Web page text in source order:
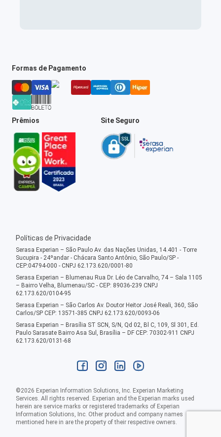
Formas de Pagamento
Prêmios Site Seguro
Políticas de Privacidade
Serasa Experian – São Paulo Av. das Nações Unidas, 14.401 - Torre
Sucupira - 24ºandar - Chácara Santo Antônio, São Paulo/SP -
CEP:04794-000 - CNPJ 62.173.620/0001-80
Serasa Experian – Blumenau Rua Dr. Léo de Carvalho, 74 – Sala 1105
– Bairro Velha, Blumenau/SC - CEP: 89036-239 CNPJ
62.173.620/0104-95
Serasa Experian – São Carlos Av. Doutor Heitor José Reali, 360, São
Carlos/SP CEP: 13571-385 CNPJ 62.173.620/0093-06
Serasa Experian – Brasília ST SCN, S/N, Qd 02, Bl C, 109, Sl 301, Ed.
Paulo Sarasate Bairro Asa Sul, Brasília – DF CEP: 70302-911 CNPJ
62.173.620/0131-68
©2026 Experian Information Solutions, Inc. Experian Marketing
Services. All rights reserved. Experian and the Experian marks used
herein are service marks or registered trademarks of Experian
Information Solutions, Inc. Other product and company names
mentioned here in are the property of their respective owners.